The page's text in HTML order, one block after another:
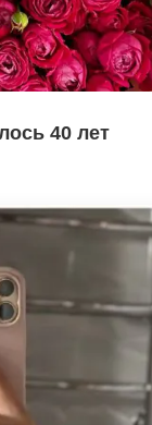
40 лет